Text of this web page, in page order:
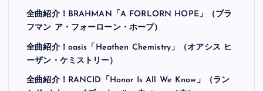
全曲紹介！BRAHMAN「A FORLORN HOPE」（ブラ
フマン ア・フォーローン・ホープ）
全曲紹介！oasis「Heathen Chemistry」（オアシス ヒ
ーザン・ケミストリー）
全曲紹介！RANCID「Honor Is All We Know」（ラン